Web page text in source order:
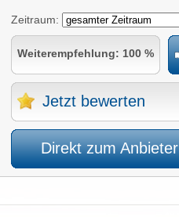
Zeitraum:
Weiterempfehlung: 100 %
Jetzt bewerten
Direkt zum Anbieter